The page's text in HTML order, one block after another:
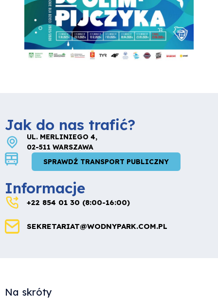
Jak do nas trafić?
UL. MERLINIEGO 4,
02-511 WARSZAWA
SPRAWDŹ TRANSPORT PUBLICZNY
Informacje
+22 854 01 30 (8:00-16:00)
SEKRETARIAT@WODNYPARK.COM.PL
Na skróty